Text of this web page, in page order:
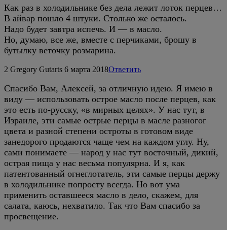
Как раз в холодильнике без дела лежит лоток перцев…
В айвар пошло 4 штуки. Столько же осталось.
Надо будет завтра испечь. И — в масло.
Но, думаю, все же, вместе с перчиками, брошу в
бутылку веточку розмарина.
2 Gregory Gutarts 6 марта 2018Ответить
Спасибо Вам, Алексей, за отличную идею. Я имею в
виду — использовать острое масло после перцев, как
это есть по-русску, «в мирных целях». У нас тут, в
Израиле, эти самые острые перцы в масле разногог
цвета и разной степени остроты в готовом виде
занедорого продаются чаще чем на каждом углу. Ну,
сами понимаете — народ у нас тут восточный, дикий,
острая пища у нас весьма популярна. И я, как
патентованный огнеглотатель, эти самые перцы держу
в холодильнике попросту всегда. Но вот ума
применить оставшееся масло в дело, скажем, для
салата, каюсь, нехватило. Так что Вам спасибо за
просвещение.